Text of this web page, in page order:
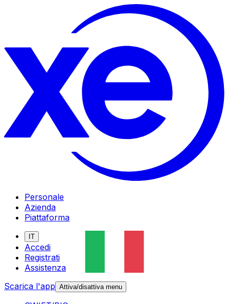
Personale
Azienda
Piattaforma
IT
Accedi
Registrati
Assistenza
Scarica l'app Attiva/disattiva menu